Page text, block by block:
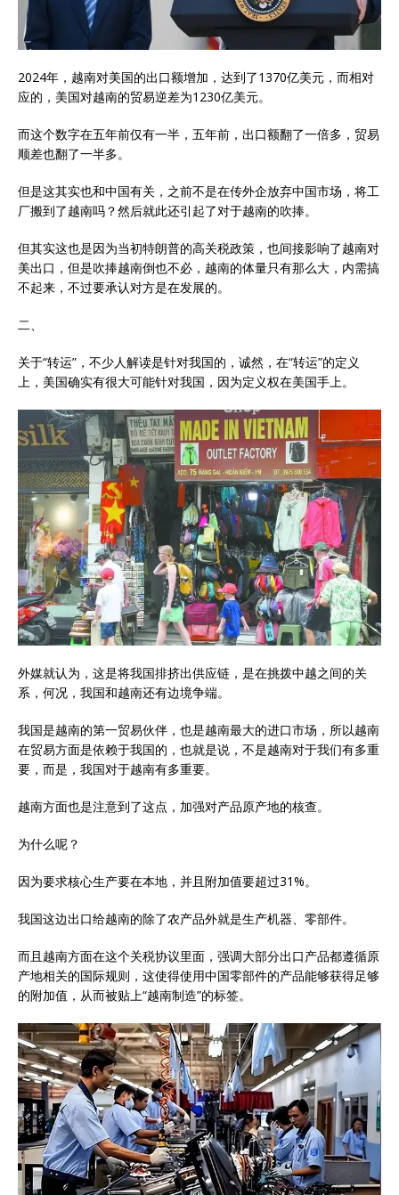
2024年，越南对美国的出口额增加，达到了1370亿美元，而相对
应的，美国对越南的贸易逆差为1230亿美元。
而这个数字在五年前仅有一半，五年前，出口额翻了一倍多，贸易
顺差也翻了一半多。
但是这其实也和中国有关，之前不是在传外企放弃中国市场，将工
厂搬到了越南吗？然后就此还引起了对于越南的吹捧。
但其实这也是因为当初特朗普的高关税政策，也间接影响了越南对
美出口，但是吹捧越南倒也不必，越南的体量只有那么大，内需搞
不起来，不过要承认对方是在发展的。
二、
关于“转运”，不少人解读是针对我国的，诚然，在“转运”的定义
上，美国确实有很大可能针对我国，因为定义权在美国手上。
外媒就认为，这是将我国排挤出供应链，是在挑拨中越之间的关
系，何况，我国和越南还有边境争端。
我国是越南的第一贸易伙伴，也是越南最大的进口市场，所以越南
在贸易方面是依赖于我国的，也就是说，不是越南对于我们有多重
要，而是，我国对于越南有多重要。
越南方面也是注意到了这点，加强对产品原产地的核查。
为什么呢？
因为要求核心生产要在本地，并且附加值要超过31%。
我国这边出口给越南的除了农产品外就是生产机器、零部件。
而且越南方面在这个关税协议里面，强调大部分出口产品都遵循原
产地相关的国际规则，这使得使用中国零部件的产品能够获得足够
的附加值，从而被贴上“越南制造”的标签。